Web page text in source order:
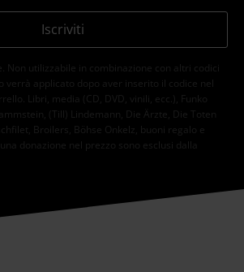
Iscriviti
Non utilizzabile in combinazione con altri codici
verrà applicato dopo aver inserito il codice nel
Libri, media (CD, DVD, vinili, ecc.), Funko
(Till) Lindemann, Die Ärzte, Die Toten
Broilers, Böhse Onkelz, buoni regalo e
donazione nel prezzo sono esclusi dalla